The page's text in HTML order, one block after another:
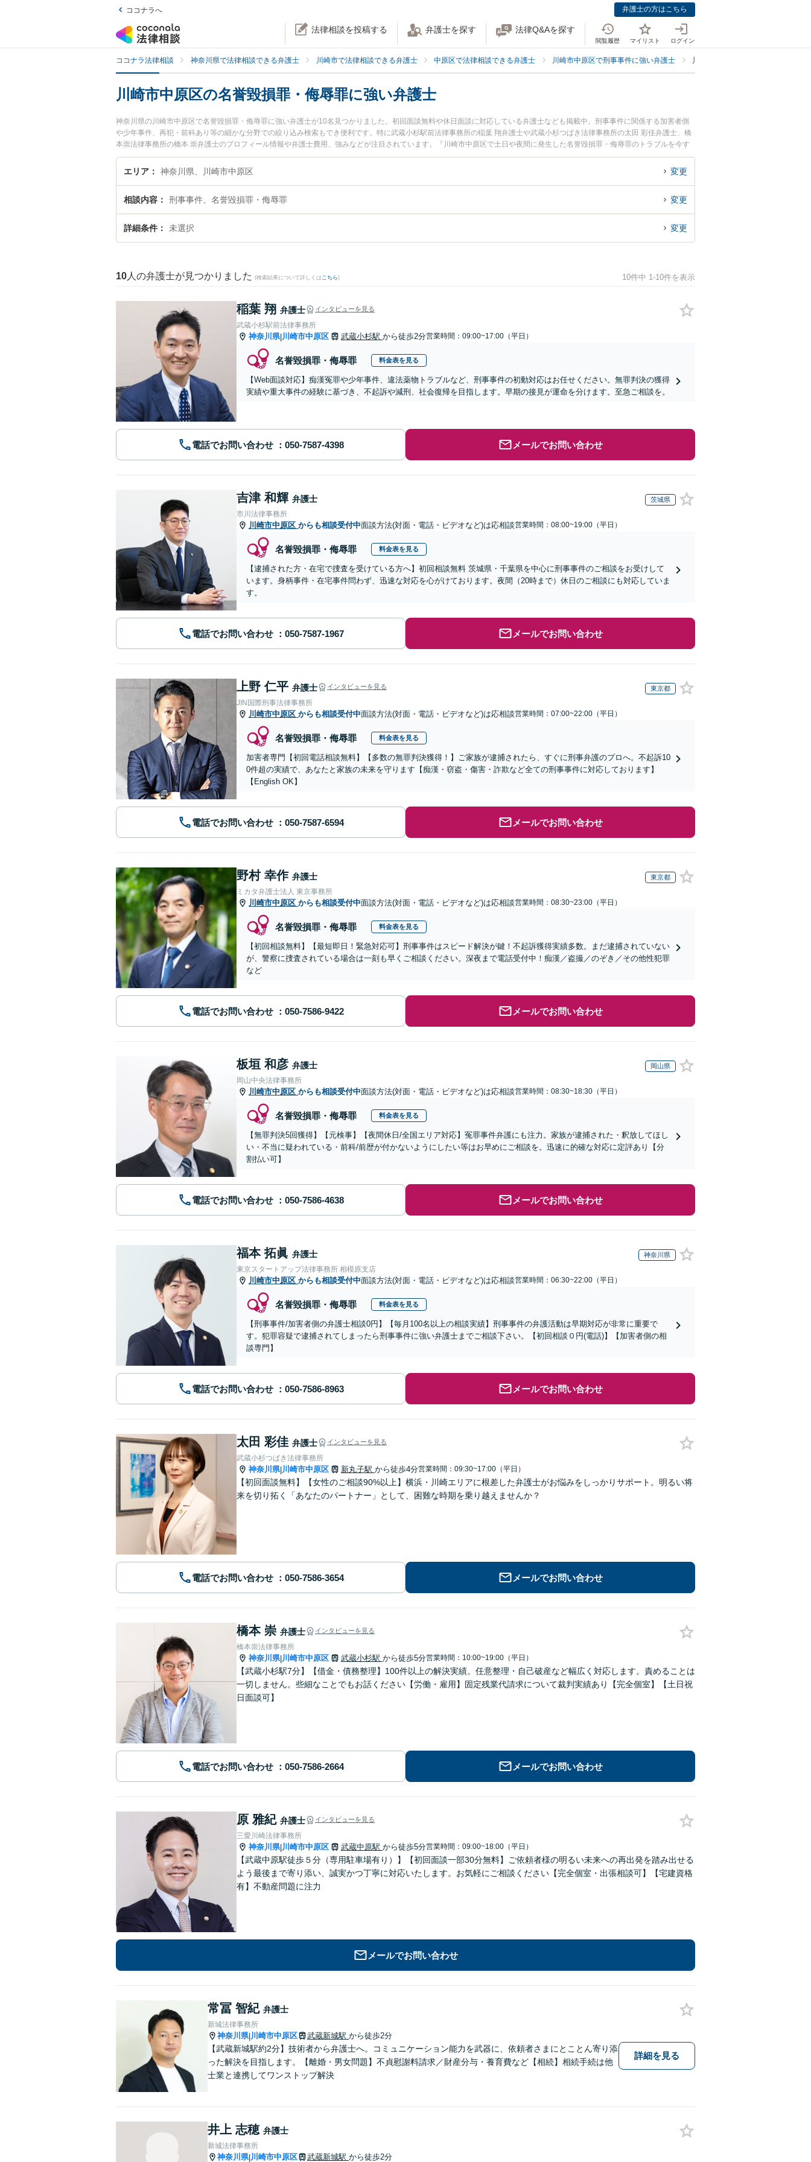
ココナラへ 弁護士の方はこちら
法律相談を投稿する 弁護士を探す 法律Q&Aを探す
閲覧履歴 マイリスト ログイン
ココナラ法律相談 神奈川県で法律相談できる弁護士 川崎市で法律相談できる弁護士 中原区で法律相談できる弁護士 川崎市中原区で刑事事件に強い弁護士 川崎市中原区で名誉毀損罪・侮辱罪
川崎市中原区の名誉毀損罪・侮辱罪に強い弁護士
神奈川県の川崎市中原区で名誉毀損罪・侮辱罪に強い弁護士が10名見つかりました。初回面談無料や休日面談に対応している弁護士なども掲載中。刑事事件に関係する加害者側
や少年事件、再犯・前科あり等の細かな分野での絞り込み検索もでき便利です。特に武蔵小杉駅前法律事務所の稲葉 翔弁護士や武蔵小杉つばき法律事務所の太田 彩佳弁護士、橋
本崇法律事務所の橋本 崇弁護士のプロフィール情報や弁護士費用、強みなどが注目されています。『川崎市中原区で土日や夜間に発生した名誉毀損罪・侮辱罪のトラブルを今す
ぐに弁護士に相談したい』『名誉毀損罪・侮辱罪のトラブル解決の実績豊富な近くの弁護士を検索したい』『初回相談無料で名誉毀損罪・侮辱罪を法律相談できる川崎市中原区内
の弁護士に相談予約したい』などでお困りの相談者さんにおすすめです。
エリア 神奈川県、川崎市中原区 変更
相談内容 刑事事件、名誉毀損罪・侮辱罪 変更
詳細条件 未選択 変更
10 人の弁護士が見つかりました (検索結果について詳しくは こちら) 10件中 1-10件を表示
稲葉 翔 弁護士 インタビューを見る
武蔵小杉駅前法律事務所
神奈川県|川崎市中原区 武蔵小杉駅 から徒歩2分営業時間：09:00~17:00（平日）
名誉毀損罪・侮辱罪 料金表を見る
【Web面談対応】痴漢冤罪や少年事件、違法薬物トラブルなど、刑事事件の初動対応はお任せください。無罪判決の獲得
実績や重大事件の経験に基づき、不起訴や減刑、社会復帰を目指します。早期の接見が運命を分けます。至急ご相談を。
電話でお問い合わせ メールでお問い合わせ
吉津 和輝 弁護士 茨城県
市川法律事務所
川崎市中原区 からも相談受付中面談方法(対面・電話・ビデオなど)は応相談営業時間：08:00~19:00（平日）
名誉毀損罪・侮辱罪 料金表を見る
【逮捕された方・在宅で捜査を受けている方へ】初回相談無料 茨城県・千葉県を中心に刑事事件のご相談をお受けして
います。身柄事件・在宅事件問わず、迅速な対応を心がけております。夜間（20時まで）休日のご相談にも対応していま
す。
電話でお問い合わせ メールでお問い合わせ
上野 仁平 弁護士 インタビューを見る 東京都
JIN国際刑事法律事務所
川崎市中原区 からも相談受付中面談方法(対面・電話・ビデオなど)は応相談営業時間：07:00~22:00（平日）
名誉毀損罪・侮辱罪 料金表を見る
加害者専門【初回電話相談無料】【多数の無罪判決獲得！】ご家族が逮捕されたら、すぐに刑事弁護のプロへ。不起訴10
0件超の実績で、あなたと家族の未来を守ります【痴漢・窃盗・傷害・詐欺など全ての刑事事件に対応しております】
【English OK】
電話でお問い合わせ メールでお問い合わせ
野村 幸作 弁護士 東京都
ミカタ弁護士法人 東京事務所
川崎市中原区 からも相談受付中面談方法(対面・電話・ビデオなど)は応相談営業時間：08:30~23:00（平日）
名誉毀損罪・侮辱罪 料金表を見る
【初回相談無料】【最短即日！緊急対応可】刑事事件はスピード解決が鍵！不起訴獲得実績多数。まだ逮捕されていない
が、警察に捜査されている場合は一刻も早くご相談ください。深夜まで電話受付中！痴漢／盗撮／のぞき／その他性犯罪
など
電話でお問い合わせ メールでお問い合わせ
板垣 和彦 弁護士 岡山県
岡山中央法律事務所
川崎市中原区 からも相談受付中面談方法(対面・電話・ビデオなど)は応相談営業時間：08:30~18:30（平日）
名誉毀損罪・侮辱罪 料金表を見る
【無罪判決5回獲得】【元検事】【夜間休日/全国エリア対応】冤罪事件弁護にも注力。家族が逮捕された・釈放してほし
い・不当に疑われている・前科/前歴が付かないようにしたい等はお早めにご相談を。迅速に的確な対応に定評あり【分
割払い可】
電話でお問い合わせ メールでお問い合わせ
福本 拓眞 弁護士 神奈川県
東京スタートアップ法律事務所 相模原支店
川崎市中原区 からも相談受付中面談方法(対面・電話・ビデオなど)は応相談営業時間：06:30~22:00（平日）
名誉毀損罪・侮辱罪 料金表を見る
【刑事事件/加害者側の弁護士相談0円】【毎月100名以上の相談実績】刑事事件の弁護活動は早期対応が非常に重要で
す。犯罪容疑で逮捕されてしまったら刑事事件に強い弁護士までご相談下さい。【初回相談０円(電話)】【加害者側の相
談専門】
電話でお問い合わせ メールでお問い合わせ
太田 彩佳 弁護士 インタビューを見る
武蔵小杉つばき法律事務所
神奈川県|川崎市中原区 新丸子駅 から徒歩4分営業時間：09:30~17:00（平日）
【初回面談無料】【女性のご相談90%以上】横浜・川崎エリアに根差した弁護士がお悩みをしっかりサポート。明るい将
来を切り拓く「あなたのパートナー」として、困難な時期を乗り越えませんか？
電話でお問い合わせ メールでお問い合わせ
橋本 崇 弁護士 インタビューを見る
橋本崇法律事務所
神奈川県|川崎市中原区 武蔵小杉駅 から徒歩5分営業時間：10:00~19:00（平日）
【武蔵小杉駅7分】【借金・債務整理】100件以上の解決実績。任意整理・自己破産など幅広く対応します。責めることは
一切しません。些細なことでもお話ください【労働・雇用】固定残業代請求について裁判実績あり【完全個室】【土日祝
日面談可】
電話でお問い合わせ メールでお問い合わせ
原 雅紀 弁護士 インタビューを見る
三愛川崎法律事務所
神奈川県|川崎市中原区 武蔵中原駅 から徒歩5分営業時間：09:00~18:00（平日）
【武蔵中原駅徒歩５分（専用駐車場有り）】【初回面談一部30分無料】ご依頼者様の明るい未来への再出発を踏み出せる
よう最後まで寄り添い、誠実かつ丁寧に対応いたします。お気軽にご相談ください【完全個室・出張相談可】【宅建資格
有】不動産問題に注力
メールでお問い合わせ
常冨 智紀 弁護士
新城法律事務所
神奈川県|川崎市中原区 武蔵新城駅 から徒歩2分
【武蔵新城駅約2分】技術者から弁護士へ。コミュニケーション能力を武器に、依頼者さまにとことん寄り添
った解決を目指します。【離婚・男女問題】不貞慰謝料請求／財産分与・養育費など【相続】相続手続は他
士業と連携してワンストップ解決
詳細を見る
井上 志穂 弁護士
新城法律事務所
神奈川県|川崎市中原区 武蔵新城駅 から徒歩2分